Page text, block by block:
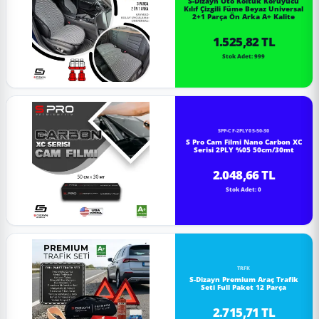
Kılıf Çizgili Füme Beyaz Universal
2+1 Parça Ön Arka A+ Kalite
1.525,82 TL
Stok Adet: 999
SPP-CF-2PLY05-50-30
S Pro Cam Filmi Nano Carbon XC
Serisi 2PLY %05 50cm/30mt
2.048,66 TL
Stok Adet: 0
TRFK
S-Dizayn Premium Araç Trafik
Seti Full Paket 12 Parça
2.715,71 TL